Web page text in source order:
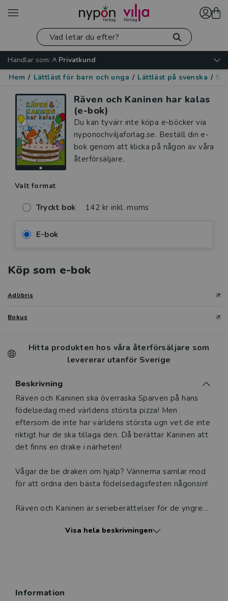
Handlar som:
Privatkund
Hem / Lättläst för barn och unga / Lättläst på svenska /
Räven och Kaninen har kalas
(e-bok)
Du kan tyvärr inte köpa e-böcker via
nyponochviljaforlag.se. Beställ din e-
bok genom att klicka på någon av våra
återförsäljare.
Valt format
Tryckt bok 142 kr inkl. moms
E-bok
Köp som e-bok
Adlibris
Bokus
Hitta produkten hos våra återförsäljare som
levererar utanför Sverige
Beskrivning
Beskrivning
Räven och Kaninen ska överraska Sparven på hans
födelsedag med världens största pizza! Men
eftersom de inte har världens största ugn vet de inte
riktigt hur de ska tillaga den. Då berättar Kaninen att
det finns en drake i närheten!
Vågar de be draken om hjälp? Vännerna samlar mod
för att ordna den bästa födelsedagsfesten någonsin!
Räven och Kaninen är serieberättelser för de yngre
vän. Och om att kunna visa både rädsla och mod!
boken hyllar hur olikheter kan sammanföra vänner.
Visa hela beskrivningen
Information